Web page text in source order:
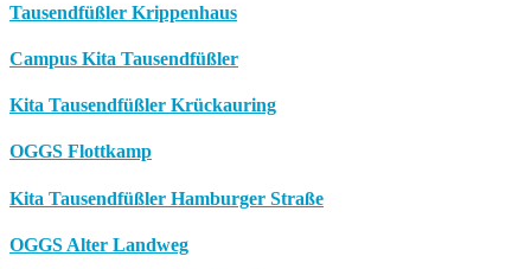
Tausendfüßler Krippenhaus
Campus Kita Tausendfüßler
Kita Tausendfüßler Krückauring
OGGS Flottkamp
Kita Tausendfüßler Hamburger Straße
OGGS Alter Landweg